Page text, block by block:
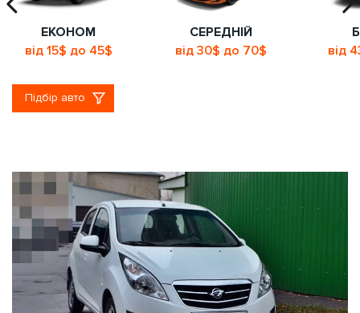
ЕКОНОМ
від 15$ до 45$
СЕРЕДНІЙ
від 30$ до 70$
від
Підбір авто